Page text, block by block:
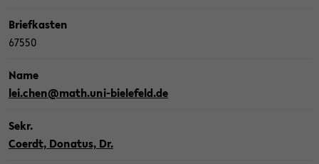
Brief­kas­ten
67550
Name
lei.chen@math.uni-​bielefeld.de
Sekr.
Co­erdt, Do­na­tus, Dr.